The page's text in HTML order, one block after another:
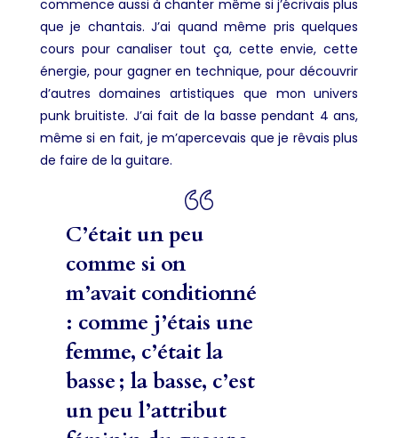
commence aussi à chanter même si j’écrivais plus
que je chantais. J’ai quand même pris quelques
cours pour canaliser tout ça, cette envie, cette
énergie, pour gagner en technique, pour découvrir
d’autres domaines artistiques que mon univers
punk bruitiste. J’ai fait de la basse pendant 4 ans,
même si en fait, je m’apercevais que je rêvais plus
de faire de la guitare.
C’était un peu
comme si on
m’avait conditionné
: comme j’étais une
femme, c’était la
basse ; la basse, c’est
un peu l’attribut